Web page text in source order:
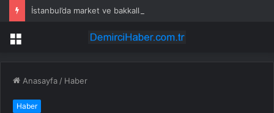
Menü
Anasayfa / Haber
Haber